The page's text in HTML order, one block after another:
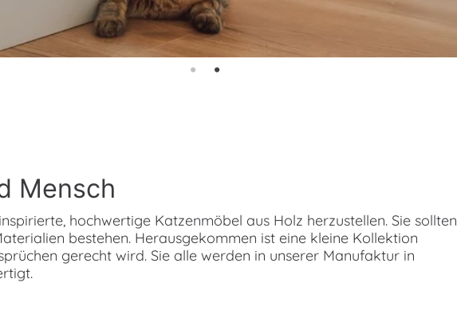
Mensch
hochwertige Katzenmöbel aus Holz herzustellen. Sie sollten
bestehen. Herausgekommen ist eine kleine Kollektion
gerecht wird. Sie alle werden in unserer Manufaktur in